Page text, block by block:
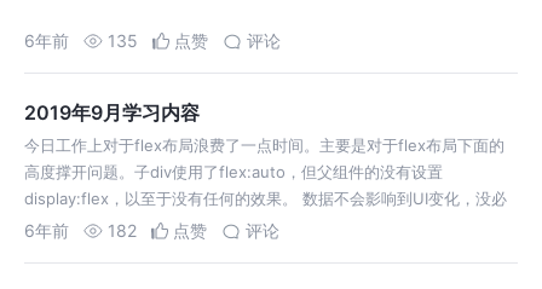
6年前 135 点赞 评论
2019年9月学习内容
今日工作上对于flex布局浪费了一点时间。主要是对于flex布局下面的
高度撑开问题。子div使用了flex:auto，但父组件的没有设置
display:flex，以至于没有任何的效果。 数据不会影响到UI变化，没必
要放到state中，引起不必要的浪费。可以放到this里 共享和…
6年前 182 点赞 评论